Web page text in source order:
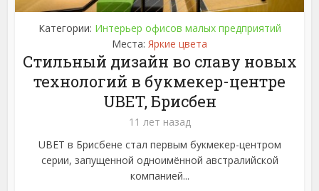
Категории: Интерьер офисов малых предприятий
Места: Яркие цвета
Стильный дизайн во славу новых
технологий в букмекер-центре
UBET, Брисбен
11 лет назад
UBET в Брисбене стал первым букмекер-центром
серии, запущенной одноимённой австралийской
компанией...